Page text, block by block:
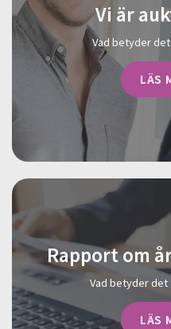
Vi är
Vad betyder
LÄS
Rapport om
Vad betyder det
LÄS